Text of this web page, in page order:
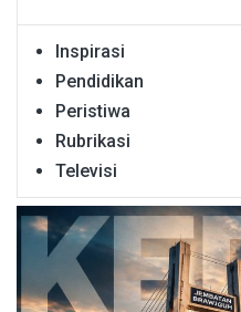
Inspirasi
Pendidikan
Peristiwa
Rubrikasi
Televisi